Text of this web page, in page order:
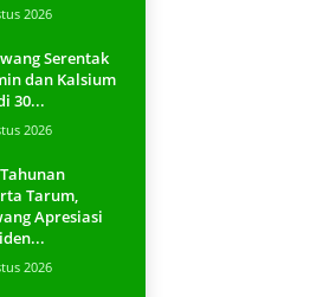
2026
Serentak
dan Kalsium
30...
2026
Tarum,
Apresiasi
2026